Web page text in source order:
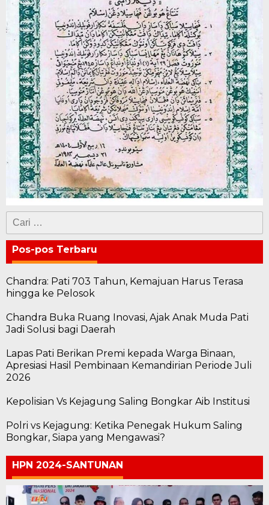
Cari
untuk:
Pos-pos Terbaru
Chandra: Pati 703 Tahun, Kemajuan Harus Terasa
hingga ke Pelosok
Chandra Buka Ruang Inovasi, Ajak Anak Muda Pati
Jadi Solusi bagi Daerah
Lapas Pati Berikan Premi kepada Warga Binaan,
Apresiasi Hasil Pembinaan Kemandirian Periode Juli
2026
Kepolisian Vs Kejagung Saling Bongkar Aib Institusi
Polri vs Kejagung: Ketika Penegak Hukum Saling
Bongkar, Siapa yang Mengawasi?
HPN 2024-SANTUNAN